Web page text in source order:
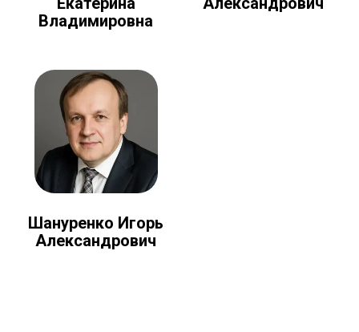
Владимировна
Шануренко Игорь
Александрович